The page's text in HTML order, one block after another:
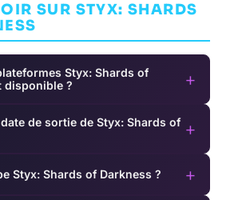
SUR STYX: SHARDS
Styx: Shards of
disponible ?
+
de sortie de Styx: Shards of +
Styx: Shards of Darkness ? +